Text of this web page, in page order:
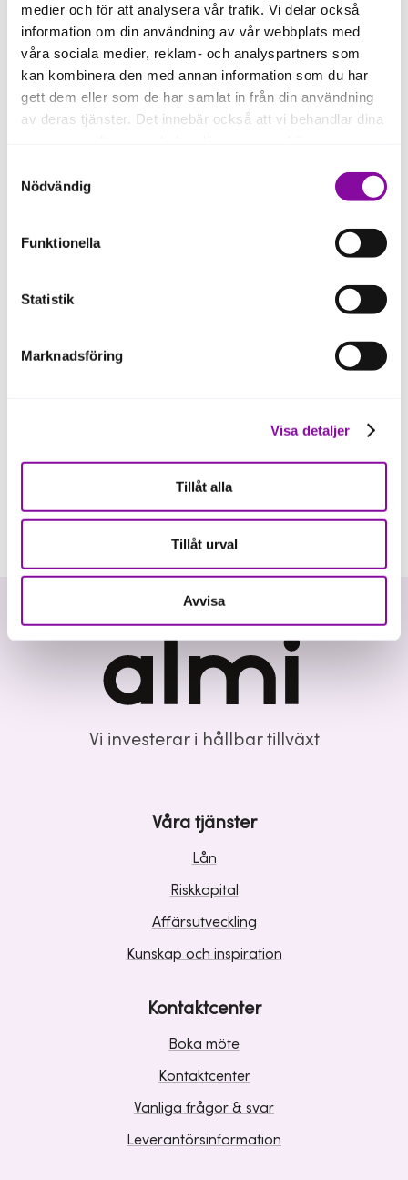
medier och för att analysera vår trafik. Vi delar också
information om din användning av vår webbplats med
våra sociala medier, reklam- och analyspartners som
kan kombinera den med annan information som du har
gett dem eller som de har samlat in från din användning
av deras tjänster. Det innebär också att vi behandlar dina
Om du klickar på avvisa kommer användning av kakor
eller delning av information enligt ovan, inte att ske,
förutom för kakor som är nödvändiga för att hemsidan
ska fungera se mer under inställningar.
Nödvändig
Funktionella
Statistik
Marknadsföring
Visa detaljer
Tillåt alla
Tillåt urval
Avvisa
Genagon has developed a platform to identify novel
immune system: Macrophages, Dendritic cells, and
NK-cells. These cells are essential to recruit, train, and
activate cancer specific T-cells to attack and destroy
their target. By blocking these inhibitory pathways
oncology.
Vi investerar i hållbar tillväxt
Våra tjänster
Lån
Riskkapital
Affärsutveckling
Kunskap och inspiration
Kontaktcenter
Boka möte
Kontaktcenter
Vanliga frågor & svar
Leverantörsinformation